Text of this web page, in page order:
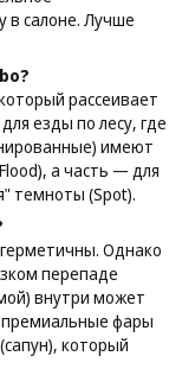
в салоне. Лучше
рассеивает
езды по лесу, где
имеют
а часть — для
темноты (Spot).
Однако
перепаде
внутри может
премиальные фары
который